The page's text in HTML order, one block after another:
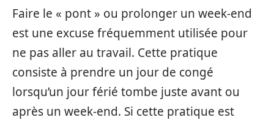
Faire le « pont » ou prolonger un week-end
est une excuse fréquemment utilisée pour
ne pas aller au travail. Cette pratique
consiste à prendre un jour de congé
lorsqu’un jour férié tombe juste avant ou
après un week-end. Si cette pratique est